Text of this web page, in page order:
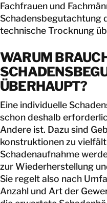
Fachfrauen und
Schadensbegutachtung
technische Trocknung
WARUM
ÜBERHAUPT?
Eine individuelle
schon deshalb
Andere ist. Dazu sind
konstruktionen zu
Schadenaufnahme
zur Wiederherstellung
Sie regelt also nach
Anzahl und Art der